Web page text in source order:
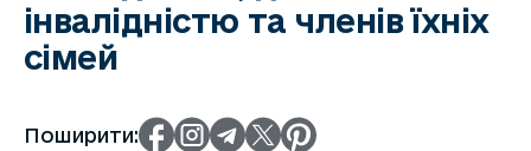
інвалідністю та членів їхніх
сімей
Поширити: